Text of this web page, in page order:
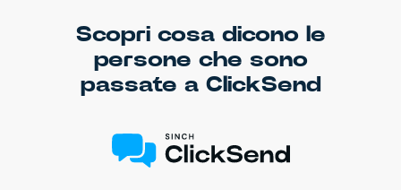
Scopri cosa dicono le
persone che sono
passate a ClickSend